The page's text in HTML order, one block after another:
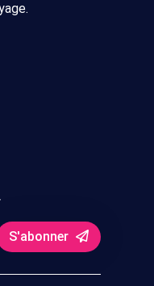
S'abonner